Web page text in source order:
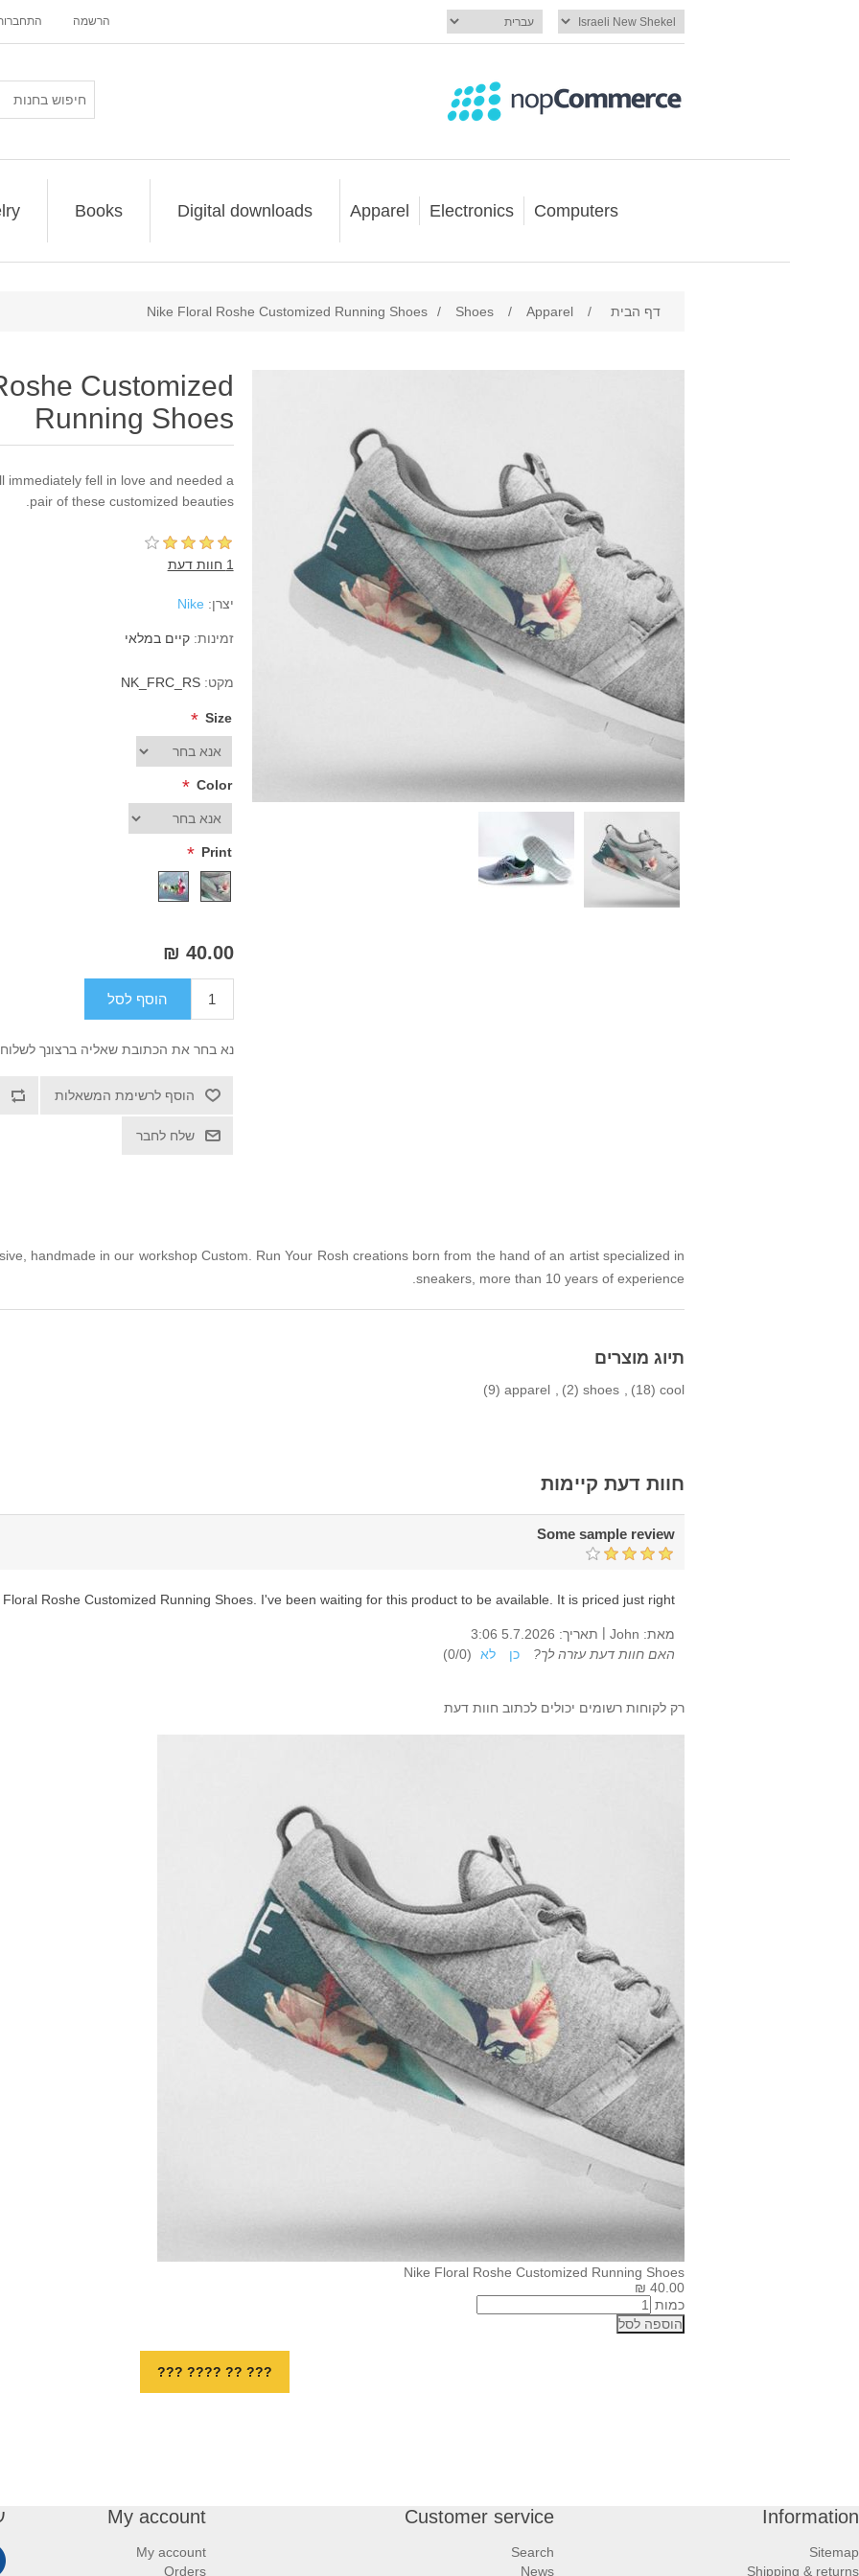
הרשמה
Computers
Electronics
Apparel
Digital downloads
Books
דף הבית /
Apparel
/
Shoes
/
Nike Floral Roshe Customized Running Shoes
Customized
Running Shoes
immediately fell in love and needed a
pair of these customized beauties.
1 חוות דעת
יצרן: Nike
זמינות: קיים במלאי
מקט: NK_FRC_RS
Size
*
Color
*
Print
*
40.00 ₪
הוסף לסל
נא בחר את הכתובת שאליה ברצונך לשלוח
הוסף לרשימת המשאלות
שלח לחבר
handmade in our workshop Custom. Run Your Rosh creations born from the hand of an artist specialized in
sneakers, more than 10 years of experience.
תיוג מוצרים
cool
(18)
,
shoes
(2)
,
apparel
(9)
חוות דעת קיימות
Some sample review
Floral Roshe Customized Running Shoes. I've been waiting for this product to be available. It is priced just right.
מאת: John
| תאריך: 5.7.2026 3:06
האם חוות דעת עזרה לך?
כן לא (
0
/
0
)
רק לקוחות רשומים יכולים לכתוב חוות דעת
Nike Floral Roshe Customized Running Shoes
40.00 ₪
כמות
הוספה לסל
??? ?? ???? ???
Information
Sitemap
Shipping & returns
Customer service
Search
News
My account
My account
Orders